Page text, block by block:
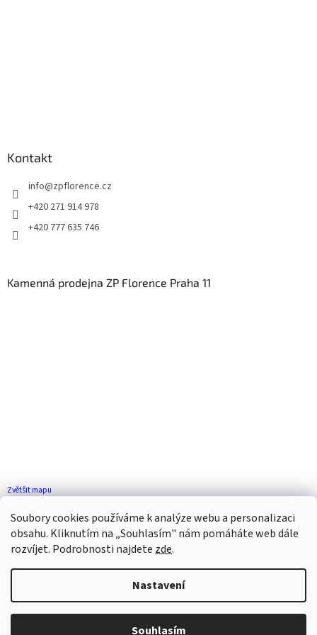
Soubory cookies používáme k analýze webu a personalizaci
obsahu. Kliknutím na „Souhlasím" nám pomáháte web dále
rozvíjet. Podrobnosti najdete zde.
Nastavení
Souhlasím
Kontakt
info@zpflorence.cz
+420 271 914 978
+420 777 635 746
Kamenná prodejna ZP Florence Praha 11
Zvětšit mapu
Vytvořil Shoptet